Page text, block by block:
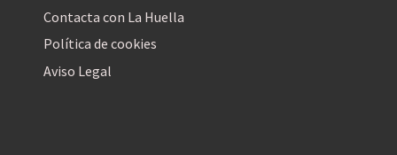
Contacta con La Huella
Política de cookies
Aviso Legal